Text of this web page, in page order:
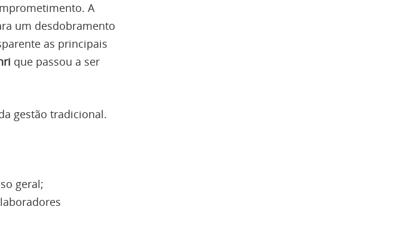
A
um desdobramento
as principais
que passou a ser
gestão tradicional.
geral;